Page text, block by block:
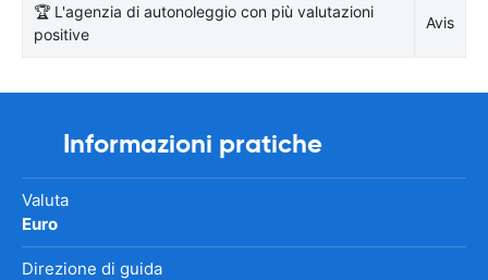
🏆 L'agenzia di autonoleggio con più valutazioni
positive
Avis
Informazioni pratiche
Valuta
Euro
Direzione di guida